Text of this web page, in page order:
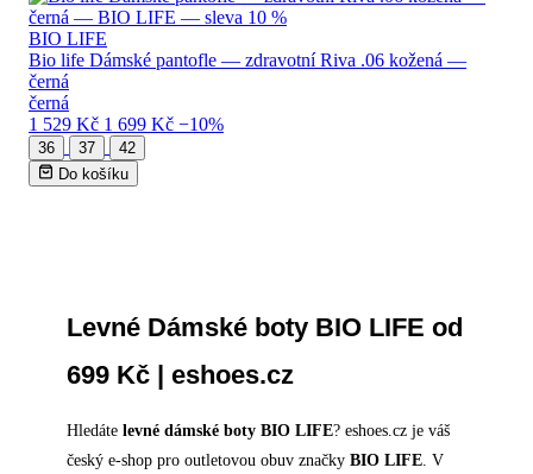
BIO LIFE
Bio life Dámské pantofle — zdravotní Riva .06 kožená —
černá
černá
1 529 Kč 1 699 Kč −10%
36 37
42
Do košíku
Levné Dámské boty BIO LIFE od
699 Kč | eshoes.cz
Hledáte levné dámské boty BIO LIFE? eshoes.cz je váš
český e-shop pro outletovou obuv značky BIO LIFE . V